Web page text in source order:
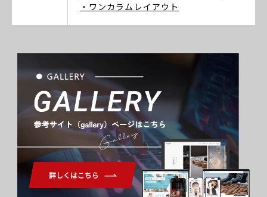
・ワンカラムレイアウト
Gallery